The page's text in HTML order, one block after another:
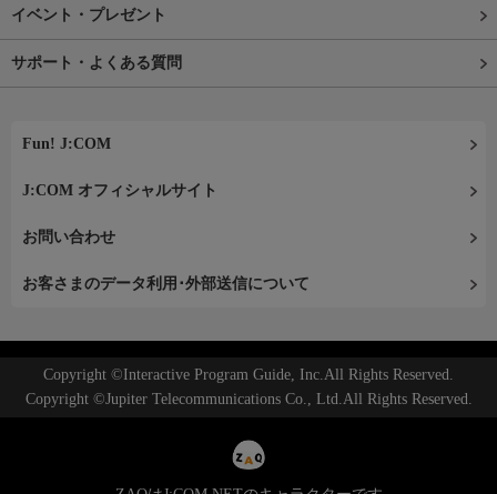
イベント・プレゼント
サポート・よくある質問
Fun! J:COM
J:COM オフィシャルサイト
お問い合わせ
お客さまのデータ利用･外部送信について
Copyright ©Interactive Program Guide, Inc.All Rights Reserved.
Copyright ©Jupiter Telecommunications Co., Ltd.All Rights Reserved.